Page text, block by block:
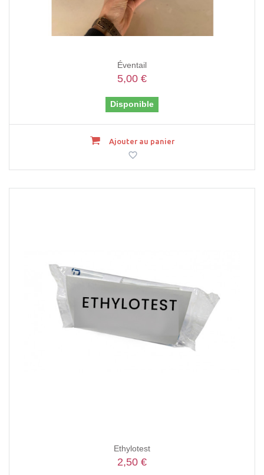
Éventail
5,00 €
Disponible
Ajouter au panier
Ethylotest
2,50 €